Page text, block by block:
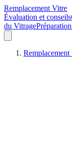
Remplacement Vitre
Évaluation et conseils
du Vitrage
Remplacement